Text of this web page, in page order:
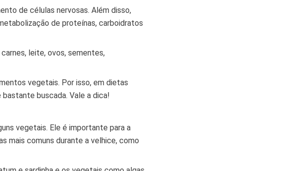
de células nervosas. Além disso,
de proteínas, carboidratos
leite, ovos, sementes,
vegetais. Por isso, em dietas
bastante buscada. Vale a dica!
vegetais. Ele é importante para a
mais comuns durante a velhice, como